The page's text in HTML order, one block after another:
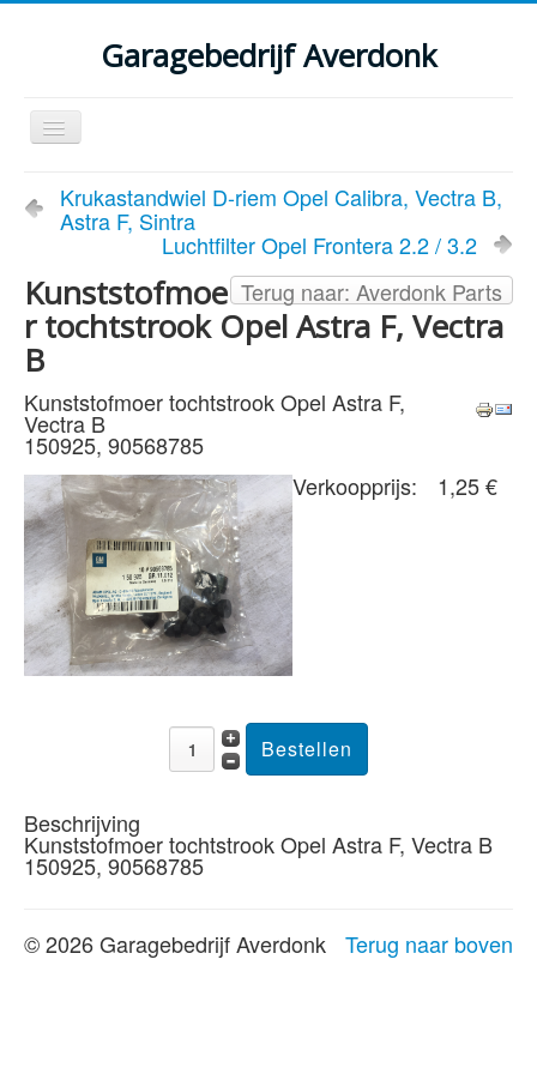
Garagebedrijf Averdonk
Schakelen
navigatie
Welkom
Klassiekers en restauratie verslagen
Diensten
Parts
Occasions
Kenteken gegevens opvragen
Contact
Krukastandwiel D-riem Opel Calibra, Vectra B,
Astra F, Sintra
Luchtfilter Opel Frontera 2.2 / 3.2
Terug naar: Averdonk Parts
Kunststofmoe
r tochtstrook Opel Astra F, Vectra
B
Kunststofmoer tochtstrook Opel Astra F,
Vectra B
150925, 90568785
Verkoopprijs:
1,25 €
Beschrijving
Kunststofmoer tochtstrook Opel Astra F, Vectra B
150925, 90568785
Terug naar boven
© 2026 Garagebedrijf Averdonk